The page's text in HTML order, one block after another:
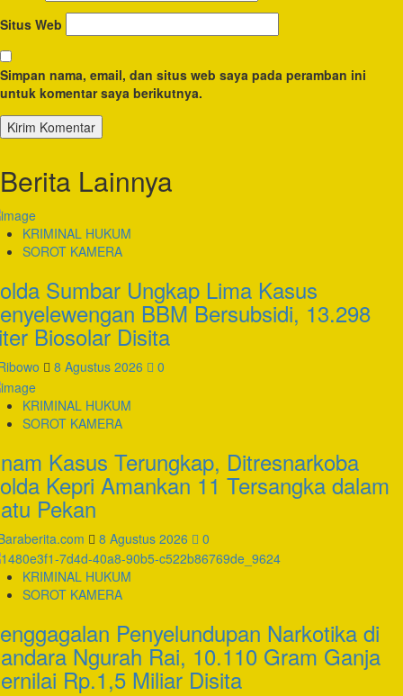
Situs Web
Simpan nama, email, dan situs web saya pada peramban ini
untuk komentar saya berikutnya.
Berita Lainnya
KRIMINAL HUKUM
SOROT KAMERA
Sumbar Ungkap Lima Kasus
BBM Bersubsidi, 13.298
Biosolar Disita
8 Agustus 2026 0
KRIMINAL HUKUM
SOROT KAMERA
Kasus Terungkap, Ditresnarkoba
Kepri Amankan 11 Tersangka dalam
Pekan
8 Agustus 2026 0
KRIMINAL HUKUM
SOROT KAMERA
Penyelundupan Narkotika di
Ngurah Rai, 10.110 Gram Ganja
Rp.1,5 Miliar Disita